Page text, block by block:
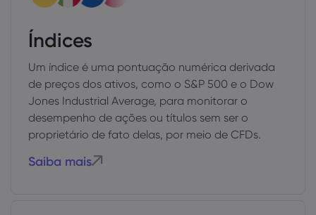
Índices
Um índice é uma pontuação numérica derivada
de preços dos ativos, como o S&P 500 e o Dow
Jones Industrial Average, para monitorar o
desempenho de ações ou títulos sem ser o
proprietário de fato delas, por meio de CFDs.
Saiba mais